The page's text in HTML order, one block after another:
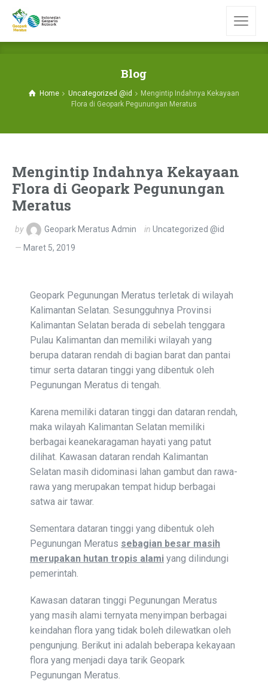
Blog
Home Uncategorized @id
Mengintip Indahnya Kekayaan
Flora di Geopark Pegunungan Meratus
Mengintip Indahnya Kekayaan
Flora di Geopark Pegunungan
Meratus
by Geopark Meratus Admin in Uncategorized @id
Maret 5, 2019
Geopark Pegunungan Meratus terletak di wilayah
Kalimantan Selatan. Sesungguhnya Provinsi
Kalimantan Selatan berada di sebelah tenggara
Pulau Kalimantan dan memiliki wilayah yang
berupa dataran rendah di bagian barat dan pantai
timur serta dataran tinggi yang dibentuk oleh
Pegunungan Meratus di tengah.
Karena memiliki dataran tinggi dan dataran rendah,
maka wilayah Kalimantan Selatan memiliki
berbagai keanekaragaman hayati yang patut
dilihat. Kawasan dataran rendah Kalimantan
Selatan masih didominasi lahan gambut dan rawa-
rawa yang merupakan tempat hidup berbagai
satwa air tawar.
Sementara dataran tinggi yang dibentuk oleh
Pegunungan Meratus sebagian besar masih
merupakan hutan tropis alami yang dilindungi
pemerintah.
Kawasan dataran tinggi Pegunungan Meratus
yang masih alami ternyata menyimpan berbagai
keindahan flora yang tidak boleh dilewatkan oleh
pengunjung. Berikut ini adalah beberapa kekayaan
flora yang menjadi daya tarik Geopark
Pegunungan Meratus.